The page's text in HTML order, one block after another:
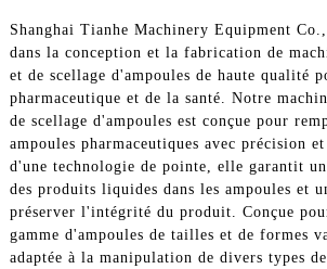
Shanghai Tianhe Machinery Equipment
dans la conception et la fabrication de
et de scellage d'ampoules de haute qualité
pharmaceutique et de la santé. Notre
de scellage d'ampoules est conçue pour
ampoules pharmaceutiques avec précision
d'une technologie de pointe, elle garantit
des produits liquides dans les ampoules et
préserver l'intégrité du produit. Conçue
gamme d'ampoules de tailles et de formes
adaptée à la manipulation de divers types